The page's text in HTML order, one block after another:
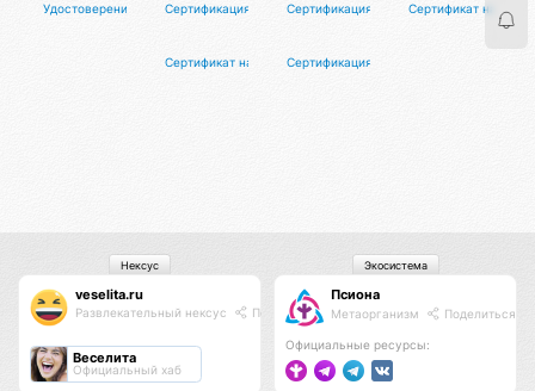
Удостоверение абсолютного засранца
Сертификация душнилСертификация мастеров йоги
Сертификат
Сертификат настоящего мужчиныСертификация преподавателей танцев
veselita.ru
Развлекательный нексус Поделиться
Веселита
Официальный хаб
Нексус
Псиона
Метаорганизм Поделиться
Официальные ресурсы:
Экосистема